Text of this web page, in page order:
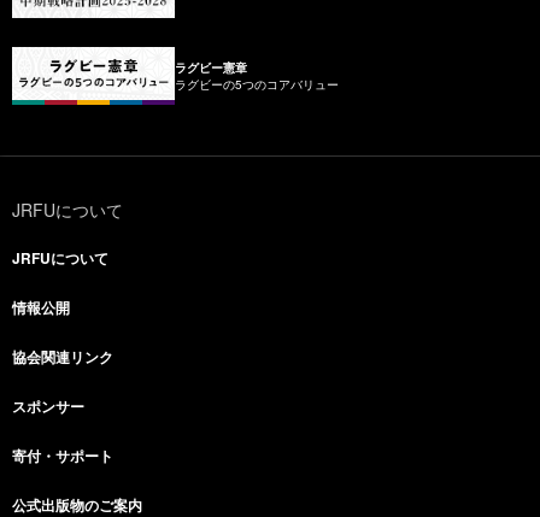
ラグビー憲章
ラグビーの5つのコアバリュー
JRFUについて
JRFUについて
情報公開
協会関連リンク
スポンサー
寄付・サポート
公式出版物のご案内